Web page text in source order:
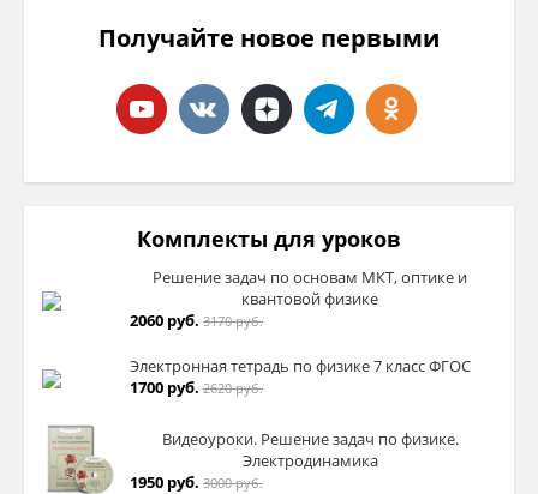
Получайте новое первыми
Комплекты для уроков
Решение задач по основам МКТ, оптике и
квантовой физике
2060 руб. 3170 руб.
Электронная тетрадь по физике 7 класс ФГОС
1700 руб. 2620 руб.
Видеоуроки. Решение задач по физике.
Электродинамика
1950 руб. 3000 руб.